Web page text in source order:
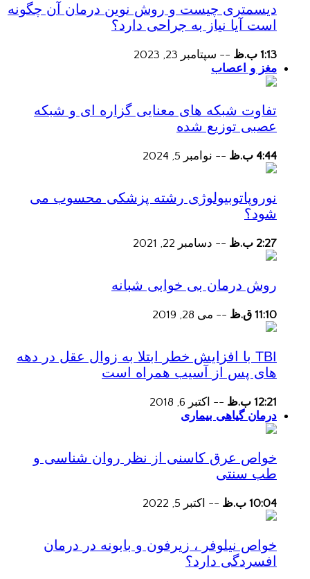
دیسمتری چیست و روش نوین درمان آن چگونه
است آیا نیاز به جراحی دارد؟
1:13 ب.ظ -- سپتامبر 23, 2023
مغز و اعصاب
تفاوت شبکه های معنایی گزاره ای و شبکه
عصبی توزیع شده
4:44 ب.ظ -- نوامبر 5, 2024
نوروپاتوبیولوژی رشته پزشکی محسوب می
شود؟
2:27 ب.ظ -- دسامبر 22, 2021
روش درمان بی خوابی شبانه
11:10 ق.ظ -- می 28, 2019
TBI با افزایش خطر ابتلا به زوال عقل در دهه
های پس از آسیب همراه است
12:21 ب.ظ -- اکتبر 6, 2018
درمان گیاهی بیماری
خواص عرق کاسنی از نظر روان شناسی و
طب سنتی
10:04 ب.ظ -- اکتبر 5, 2022
خواص نیلوفر ، زیرفون و بابونه در درمان
افسردگی دارد؟